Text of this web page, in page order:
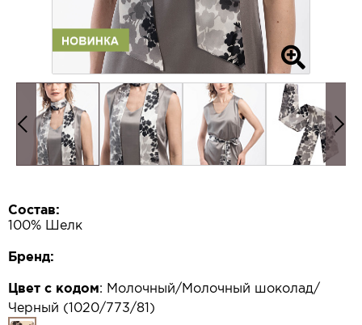
Состав:
100% Шелк
Бренд:
Цвет с кодом: Молочный/Молочный шоколад/
Черный (1020/773/81)